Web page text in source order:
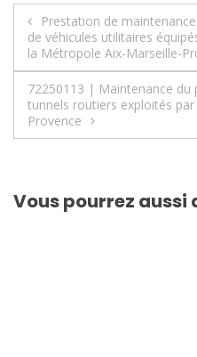
Navigation
de
l’article
Prestation de
de véhicules utilitaires
la Métropole Aix-Marseille-
72250113 | Maintenance du
tunnels routiers exploités
Provence
Vous pourrez aussi